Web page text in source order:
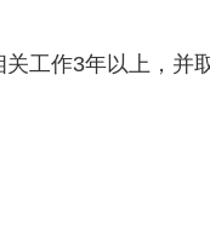
工作3年以上，并